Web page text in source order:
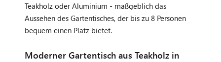
Teakholz oder Aluminium - maßgeblich das
Aussehen des Gartentisches, der bis zu 8 Personen
bequem einen Platz bietet.
Moderner Gartentisch aus Teakholz in